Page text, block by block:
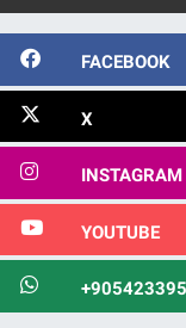
FACEBOOK
X
INSTAGRAM
YOUTUBE